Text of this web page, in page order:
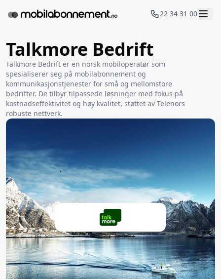
22 34 31 00
Talkmore Bedrift
Talkmore Bedrift er en norsk mobiloperatør som
spesialiserer seg på mobilabonnement og
kommunikasjonstjenester for små og mellomstore
bedrifter. De tilbyr tilpassede løsninger med fokus på
kostnadseffektivitet og høy kvalitet, støttet av Telenors
robuste nettverk.